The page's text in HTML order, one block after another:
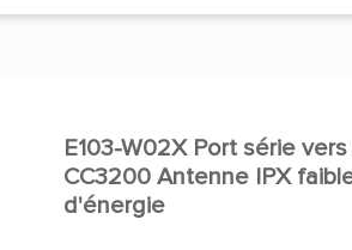
E103-W02X Port série
CC3200 Antenne IPX
d'énergie